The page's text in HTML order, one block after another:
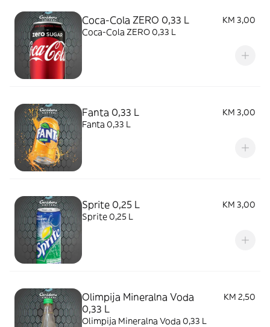
Coca-Cola ZERO 0,33 L
KM 3,00
Coca-Cola ZERO 0,33 L
Fanta 0,33 L
KM 3,00
Fanta 0,33 L
Sprite 0,25 L
KM 3,00
Sprite 0,25 L
Olimpija Mineralna Voda
0,33 L
KM 2,50
Olimpija Mineralna Voda 0,33 L